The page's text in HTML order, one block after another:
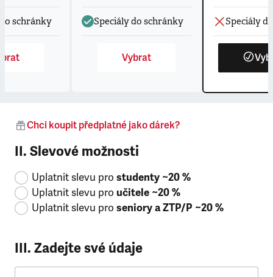
schránky Speciály do schránky
Vybrat
Speciály
Chci koupit předplatné jako dárek?
II. Slevové možnosti
Uplatnit slevu pro studenty ~20 %
Uplatnit slevu pro učitele ~20 %
Uplatnit slevu pro seniory a ZTP/P ~20 %
III. Zadejte své údaje